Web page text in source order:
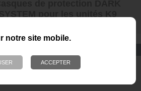
notre site mobile.
Chaussures Ranger et
pour tous les terrains